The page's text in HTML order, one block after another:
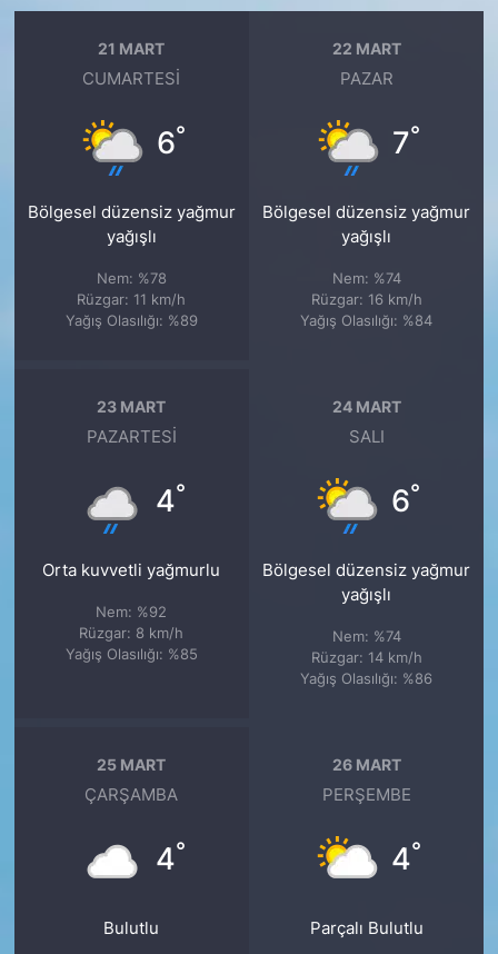
21 MART
CUMARTESI
6°
Bölgesel düzensiz yağmur
yağışlı
Nem: %78
Rüzgar: 11 km/h
Yağış Olasılığı: %89
22 MART
PAZAR
7°
Bölgesel düzensiz yağmur
yağışlı
Nem: %74
Rüzgar: 16 km/h
Yağış Olasılığı: %84
23 MART
PAZARTESI
4°
Orta kuvvetli yağmurlu
Nem: %92
Rüzgar: 8 km/h
Yağış Olasılığı: %85
24 MART
SALI
6°
Bölgesel düzensiz yağmur
yağışlı
Nem: %74
Rüzgar: 14 km/h
Yağış Olasılığı: %86
25 MART
ÇARŞAMBA
4°
Bulutlu
26 MART
PERŞEMBE
4°
Parçalı Bulutlu